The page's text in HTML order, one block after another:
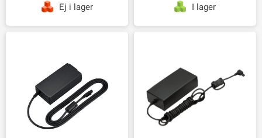
Ej i lager I lager